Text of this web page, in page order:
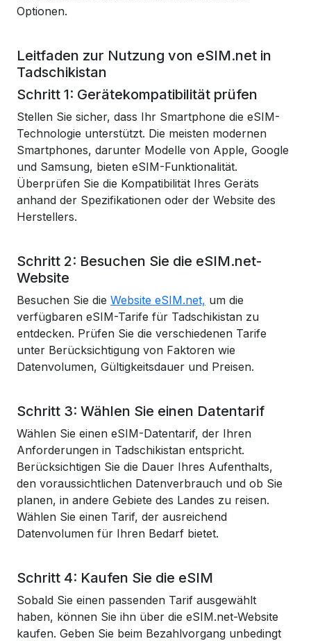
Optionen.
Leitfaden zur Nutzung von eSIM.net in
Tadschikistan
Schritt 1: Gerätekompatibilität prüfen
Stellen Sie sicher, dass Ihr Smartphone die eSIM-
Technologie unterstützt. Die meisten modernen
Smartphones, darunter Modelle von Apple, Google
und Samsung, bieten eSIM-Funktionalität.
Überprüfen Sie die Kompatibilität Ihres Geräts
anhand der Spezifikationen oder der Website des
Herstellers.
Schritt 2: Besuchen Sie die eSIM.net-
Website
Besuchen Sie die Website eSIM.net, um die
verfügbaren eSIM-Tarife für Tadschikistan zu
entdecken. Prüfen Sie die verschiedenen Tarife
unter Berücksichtigung von Faktoren wie
Datenvolumen, Gültigkeitsdauer und Preisen.
Schritt 3: Wählen Sie einen Datentarif
Wählen Sie einen eSIM-Datentarif, der Ihren
Anforderungen in Tadschikistan entspricht.
Berücksichtigen Sie die Dauer Ihres Aufenthalts,
den voraussichtlichen Datenverbrauch und ob Sie
planen, in andere Gebiete des Landes zu reisen.
Wählen Sie einen Tarif, der ausreichend
Datenvolumen für Ihren Bedarf bietet.
Schritt 4: Kaufen Sie die eSIM
Sobald Sie einen passenden Tarif ausgewählt
haben, können Sie ihn über die eSIM.net-Website
kaufen. Geben Sie beim Bezahlvorgang unbedingt